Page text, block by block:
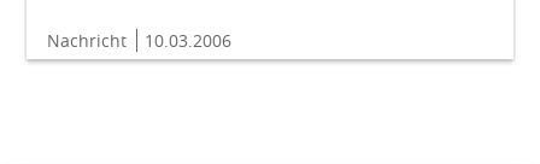
Nachricht 10.03.2006